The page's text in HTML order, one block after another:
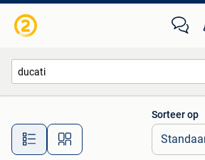
Alle afstanden…
Sorteer op